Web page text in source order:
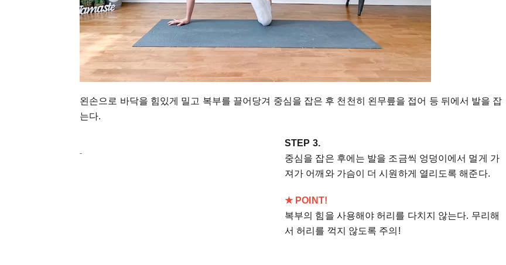
왼손으로 바닥을 힘있게 밀고 복부를 끌어당겨 중심을 잡은 후 천천히 왼무릎을 접어 등 뒤에서 발을 잡
는다.
STEP 3.
중심을 잡은 후에는 발을 조금씩 엉덩이에서 멀게 가
져가 어깨와 가슴이 더 시원하게 열리도록 해준다.
★ POINT!
복부의 힘을 사용해야 허리를 다치지 않는다. 무리해
서 허리를 꺽지 않도록 주의!